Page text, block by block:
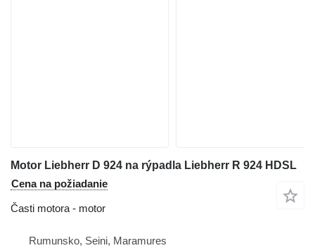
Motor Liebherr D 924 na rýpadla Liebherr R 924 HDSL
Cena na požiadanie
Časti motora - motor
Rumunsko, Seini, Maramures